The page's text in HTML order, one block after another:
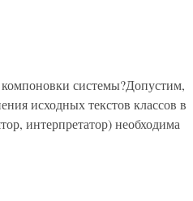
системы?Допустим,
исходных текстов классов в
интерпретатор) необходима